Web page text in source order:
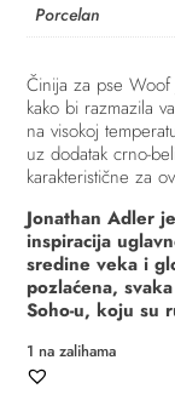
Porcelan
Činija za pse Woof
kako bi razmazila
na visokoj
uz dodatak crno-
karakteristične za
Jonathan Adler
inspiracija
sredine veka i
pozlaćena,
Soho-u, koju su
1 na zalihama